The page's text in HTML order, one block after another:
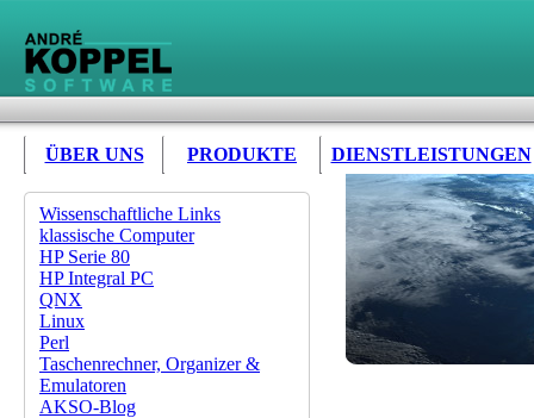
ÜBER UNS PRODUKTE DIENSTLEISTUNGEN
Wissenschaftliche Links
klassische Computer
HP Serie 80
HP Integral PC
QNX
Linux
Perl
Taschenrechner, Organizer &
Emulatoren
AKSO-Blog